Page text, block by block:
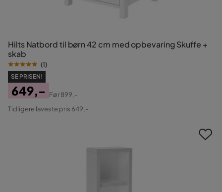
Hilts Natbord til børn 42 cm med opbevaring Skuffe +
skab
(1)
SE PRISEN!
Pris
649,-
Original
Før899,-
Tidligere laveste pris 649,-